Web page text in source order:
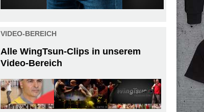
VIDEO-BEREICH
Alle WingTsun-Clips in unserem
Video-Bereich